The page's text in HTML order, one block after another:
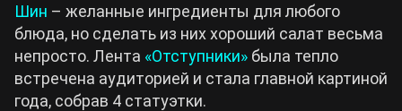
Шин – желанные ингредиенты для любого
блюда, но сделать из них хороший салат весьма
непросто. Лента «Отступники» была тепло
встречена аудиторией и стала главной картиной
года, собрав 4 статуэтки.